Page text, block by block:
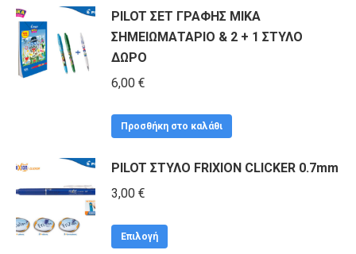
PILOT ΣΕΤ ΓΡΑΦΗΣ MIKA
ΣΗΜΕΙΩΜΑΤΑΡΙΟ & 2 + 1 ΣΤΥΛΟ
ΔΩΡΟ
6,00 €
Προσθήκη στο καλάθι
PILOT ΣΤΥΛΟ FRIXION CLICKER 0.7mm
3,00 €
Επιλογή